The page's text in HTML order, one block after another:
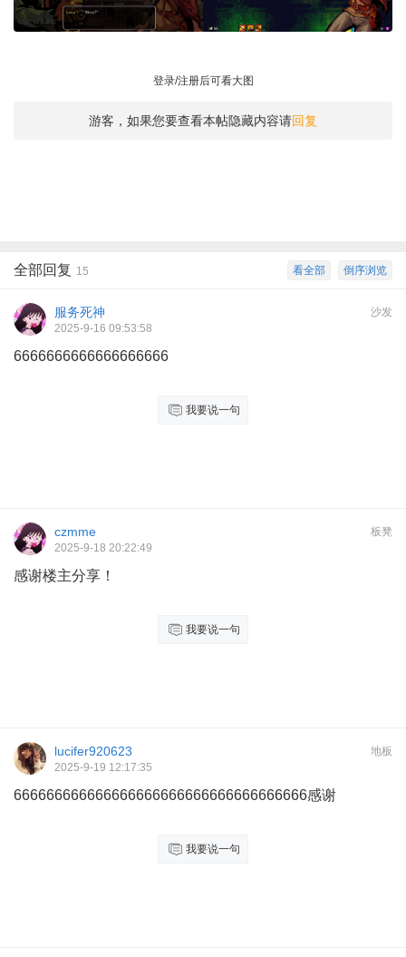
登录/注册后可看大图
游客，如果您要查看本帖隐藏内容请回复
倒序浏览
看全部
全部回复 15
沙发
服务死神
2025-9-16 09:53:58
6666666666666666666
我要说一句
板凳
czmme
2025-9-18 20:22:49
感谢楼主分享！
我要说一句
地板
lucifer920623
2025-9-19 12:17:35
666666666666666666666666666666666666感谢
我要说一句